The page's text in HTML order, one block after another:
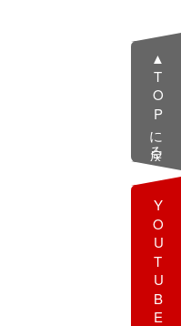
▲TOPに戻る
YOUTUBE